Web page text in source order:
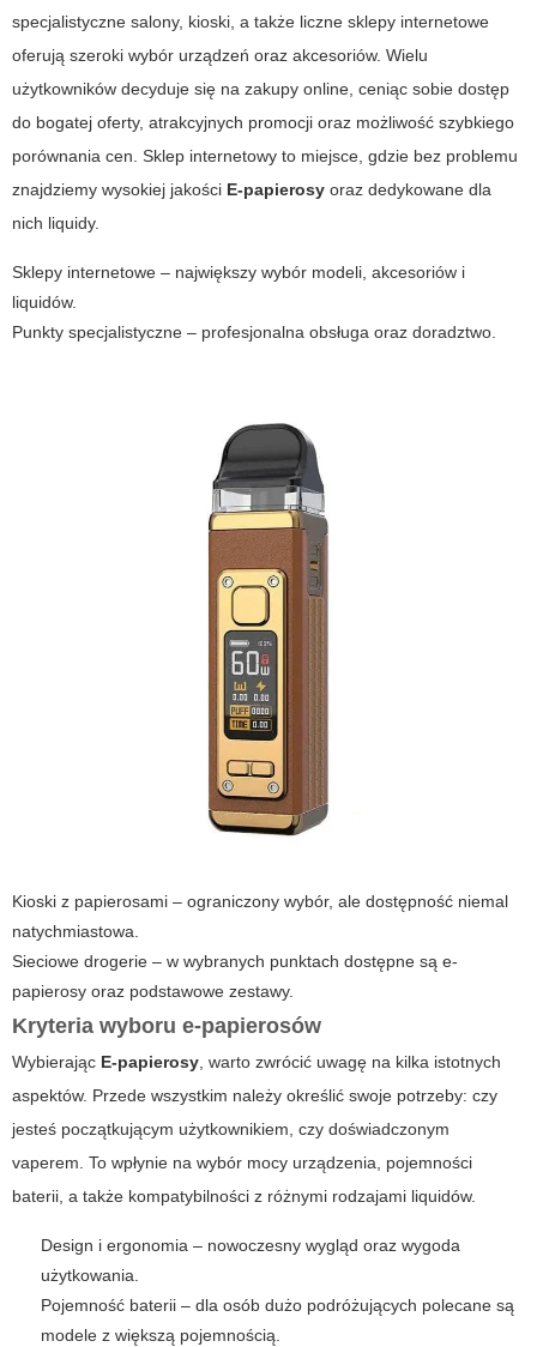
specjalistyczne salony, kioski, a także liczne sklepy internetowe
oferują szeroki wybór urządzeń oraz akcesoriów. Wielu
użytkowników decyduje się na zakupy online, ceniąc sobie dostęp
do bogatej oferty, atrakcyjnych promocji oraz możliwość szybkiego
porównania cen. Sklep internetowy to miejsce, gdzie bez problemu
znajdziemy wysokiej jakości E-papierosy oraz dedykowane dla
nich liquidy.
Sklepy internetowe – największy wybór modeli, akcesoriów i
liquidów.
Punkty specjalistyczne – profesjonalna obsługa oraz doradztwo.
Kioski z papierosami – ograniczony wybór, ale dostępność niemal
natychmiastowa.
Sieciowe drogerie – w wybranych punktach dostępne są e-
papierosy oraz podstawowe zestawy.
Kryteria wyboru e-papierosów
Wybierając E-papierosy, warto zwrócić uwagę na kilka istotnych
aspektów. Przede wszystkim należy określić swoje potrzeby: czy
jesteś początkującym użytkownikiem, czy doświadczonym
vaperem. To wpłynie na wybór mocy urządzenia, pojemności
baterii, a także kompatybilności z różnymi rodzajami liquidów.
Design i ergonomia – nowoczesny wygląd oraz wygoda
użytkowania.
Pojemność baterii – dla osób dużo podróżujących polecane są
modele z większą pojemnością.